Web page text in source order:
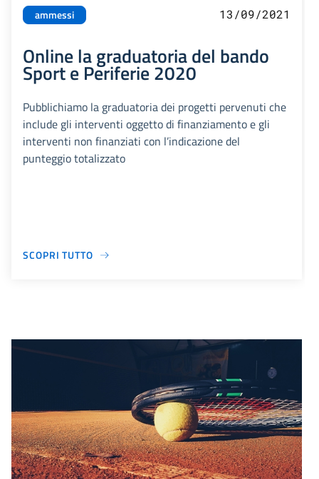
ammessi 13/09/2021
Online la graduatoria del bando
Sport e Periferie 2020
Pubblichiamo la graduatoria dei progetti pervenuti che
include gli interventi oggetto di finanziamento e gli
interventi non finanziati con l’indicazione del
punteggio totalizzato
SCOPRI TUTTO